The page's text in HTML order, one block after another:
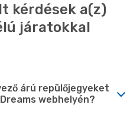
kérdések a(z)
járatokkal
árú repülőjegyeket
webhelyén?